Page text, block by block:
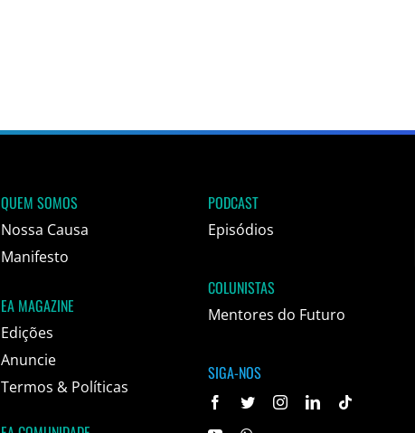
QUEM SOMOS
Nossa Causa
Manifesto
EA MAGAZINE
Edições
Anuncie
Termos & Políticas
PODCAST
Episódios
COLUNISTAS
Mentores do Futuro
SIGA-NOS